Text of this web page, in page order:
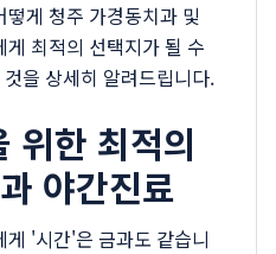
게 청주 가경동치과 및
최적의 선택지가 될 수
을 상세히 알려드립니다.
위한 최적의
야간진료
'시간'은 금과도 같습니